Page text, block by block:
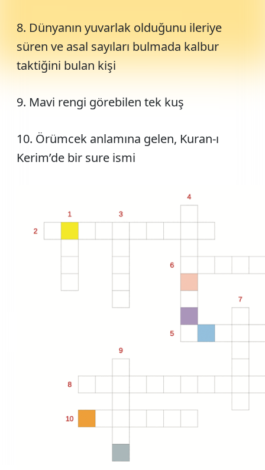
8. Dünyanın yuvarlak olduğunu ileriye
süren ve asal sayıları bulmada kalbur
taktiğini bulan kişi
9. Mavi rengi görebilen tek kuş
10. Örümcek anlamına gelen, Kuran-ı
Kerim’de bir sure ismi